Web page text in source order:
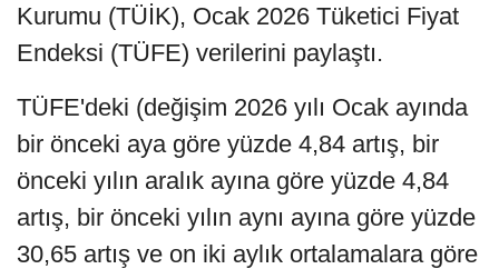
Kurumu (TÜİK), Ocak 2026 Tüketici Fiyat
Endeksi (TÜFE) verilerini paylaştı.
TÜFE'deki (değişim 2026 yılı Ocak ayında
bir önceki aya göre yüzde 4,84 artış, bir
önceki yılın aralık ayına göre yüzde 4,84
artış, bir önceki yılın aynı ayına göre yüzde
30,65 artış ve on iki aylık ortalamalara göre